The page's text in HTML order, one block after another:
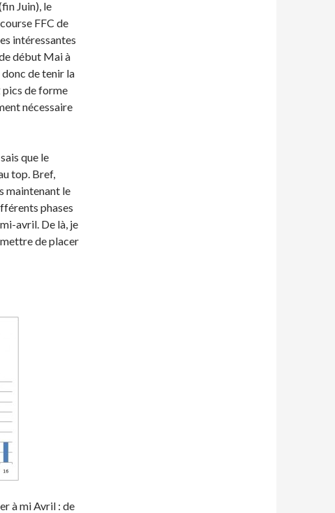
Juin), le
FFC de
intéressantes
début Mai à
de tenir la
pics de forme
nécessaire
que le
top. Bref,
maintenant le
phases
avril. De là, je
de placer
à mi Avril : de